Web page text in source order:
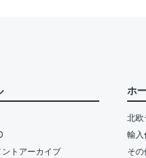
トアーカイブ
ホ
北欧
輸入
そ